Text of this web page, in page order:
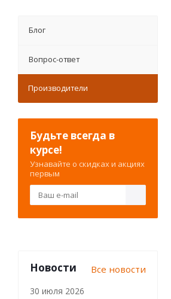
Блог
Вопрос-ответ
Производители
Будьте всегда в
курсе!
Узнавайте о скидках и акциях
первым
Новости Все новости
30 июля 2026